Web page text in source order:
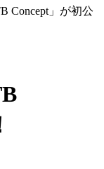
Concept」が初公